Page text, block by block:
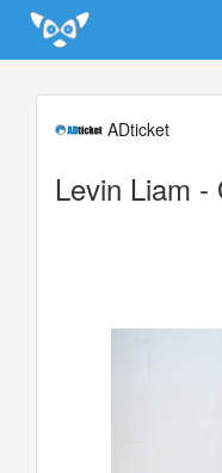
Update cookies preferences
ADticket
Levin Liam -